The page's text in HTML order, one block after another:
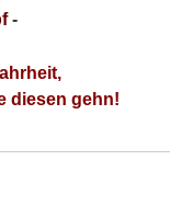
-
diesen gehn!